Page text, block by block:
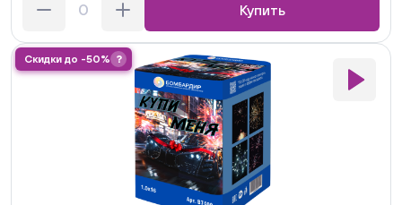
Купить
Скидки до -50% ?